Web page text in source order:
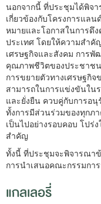
นอกจากนี้ ที่ประชุมได้พิจ
เกี่ยวข้องกับโครงการแล
หมายและโอกาสในการดึ
ประเทศ โดยให้ความสำ
เศรษฐกิจและสังคม การพั
คุณภาพชีวิตของประชาช
การขยายตัวทางเศรษฐกิ
สามารถในการแข่งขันใน
และยั่งยืน ควบคู่กับการอ
ทั้งการมีส่วนร่วมของทุกภ
เป็นไปอย่างรอบคอบ โป
สำคัญ
ทั้งนี้ ที่ประชุมจะพิจารณาข้
การนำเสนอคณะกรรมกา
แกลเลอรี่